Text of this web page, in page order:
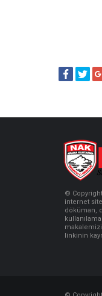
©
internet
döküman,
makalemizi
linkinin